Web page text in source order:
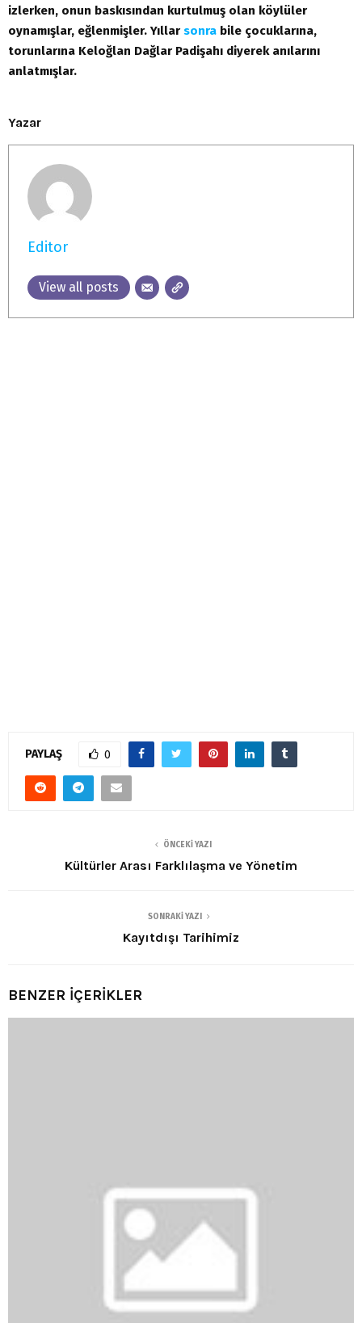
izlerken, onun baskısından kurtulmuş olan köylüler
oynamışlar, eğlenmişler. Yıllar sonra bile çocuklarına,
torunlarına Keloğlan Dağlar Padişahı diyerek anılarını
anlatmışlar.
Yazar
Editor
View all posts
PAYLAŞ 0
ÖNCEKI YAZI
Kültürler Arası Farklılaşma ve Yönetim
SONRAKI YAZI
Kayıtdışı Tarihimiz
BENZER İÇERİKLER